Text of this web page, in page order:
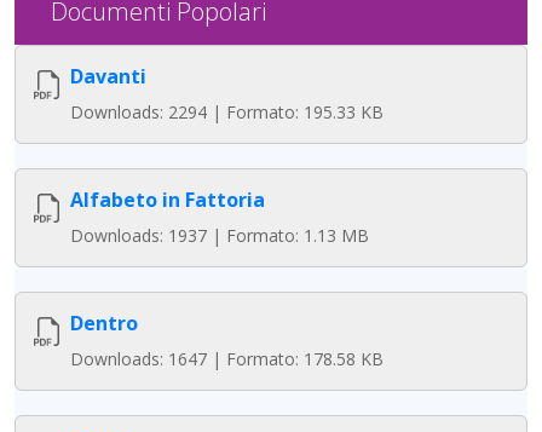
Documenti Popolari
Davanti
Downloads: 2294 | Formato: 195.33 KB
Alfabeto in Fattoria
Downloads: 1937 | Formato: 1.13 MB
Dentro
Downloads: 1647 | Formato: 178.58 KB